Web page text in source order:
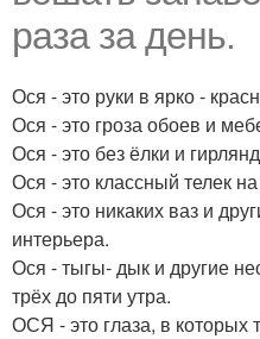
раза за день.
Ося - это руки в ярко -
Ося - это гроза обоев и
Ося - это без ёлки и
Ося - это классный телек
Ося - это никаких ваз и
интерьера.
Ося - тыгы- дык и другие
трёх до пяти утра.
ОСЯ - это глаза, в которых